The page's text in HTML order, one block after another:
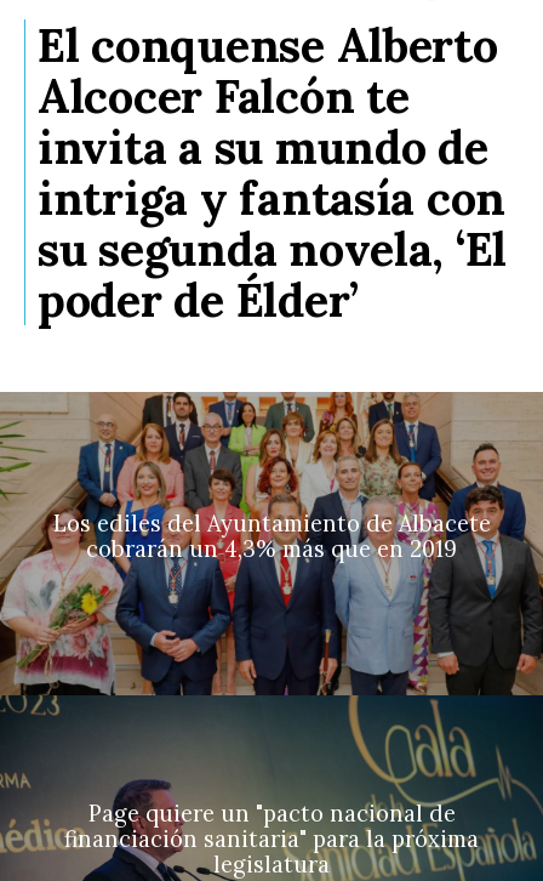
El conquense Alberto
Alcocer Falcón te
invita a su mundo de
intriga y fantasía con
su segunda novela, ‘El
poder de Élder’
Los ediles del Ayuntamiento de Albacete
cobrarán un 4,3% más que en 2019
Page quiere un "pacto nacional de
financiación sanitaria" para la próxima
legislatura